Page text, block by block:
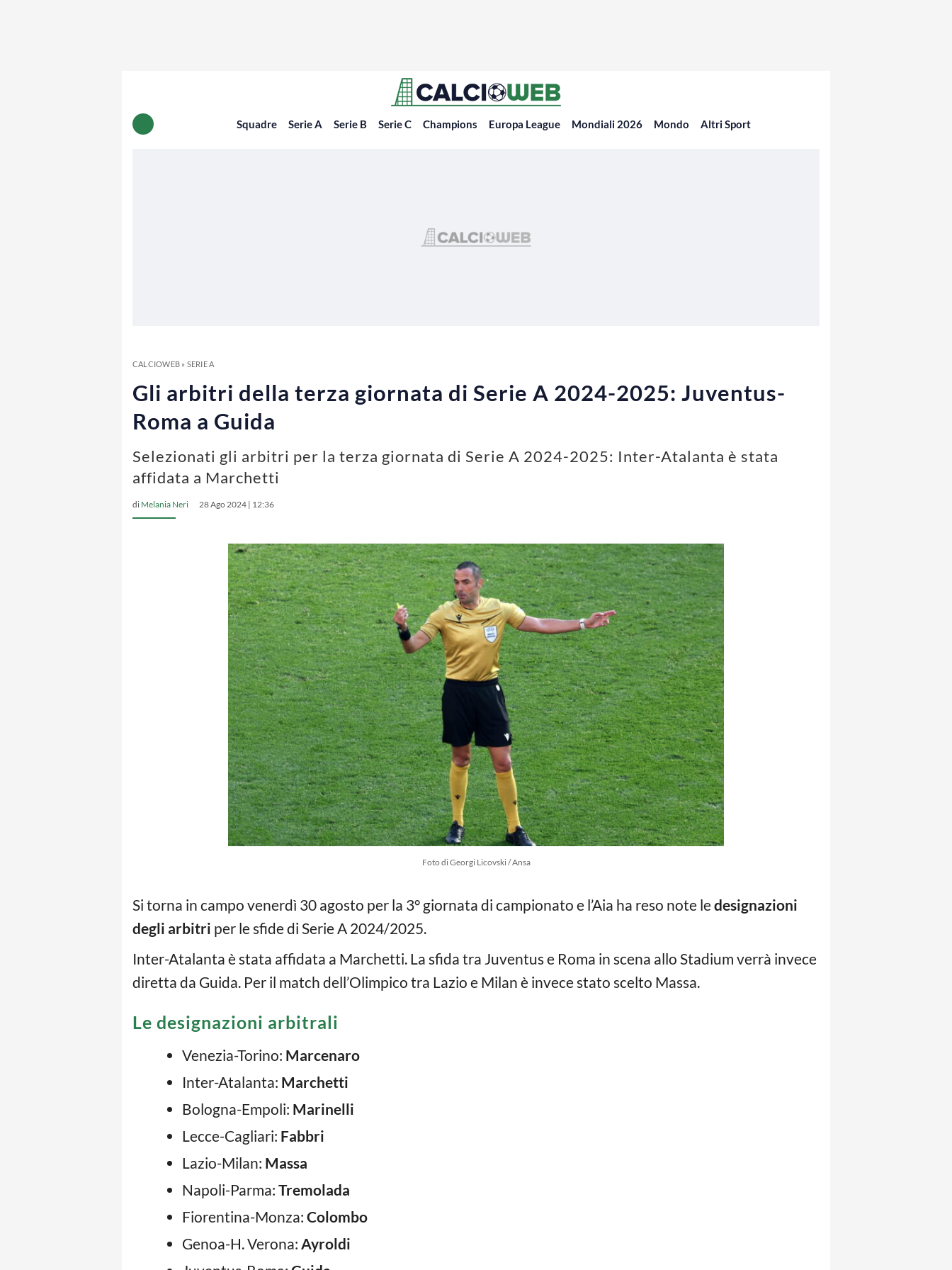
Squadre Serie A Serie B Serie C Champions Europa League Mondiali 2026 Mondo Altri Sport
CALCIOWEB» SERIE A
Gli arbitri della terza giornata di Serie A 2024-2025: Juventus-
Roma a Guida
Selezionati gli arbitri per la terza giornata di Serie A 2024-2025: Inter-Atalanta è stata
affidata a Marchetti
di Melania Neri 28 Ago 2024 | 12:36
Foto di Georgi Licovski / Ansa
Si torna in campo venerdì 30 agosto per la 3° giornata di campionato e l’Aia ha reso note ledesignazioni
degli arbitri per le sfide di Serie A 2024/2025.
Inter-Atalanta è stata affidata a Marchetti. La sfida tra Juventus e Roma in scena allo Stadium verrà invece
diretta da Guida. Per il match dell’Olimpico tra Lazio e Milan è invece stato scelto Massa.
Le designazioni arbitrali
Venezia-Torino: Marcenaro
Inter-Atalanta: Marchetti
Bologna-Empoli: Marinelli
Lecce-Cagliari: Fabbri
Lazio-Milan: Massa
Napoli-Parma: Tremolada
Fiorentina-Monza: Colombo
Genoa-H. Verona: Ayroldi